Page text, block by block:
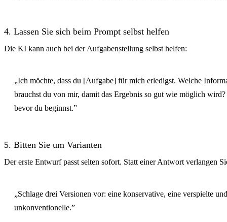
4. Lassen Sie sich beim Prompt selbst helfen
Die KI kann auch bei der Aufgabenstellung selbst helfen:
„Ich möchte, dass du [Aufgabe] für mich erledigst. Welche
brauchst du von mir, damit das Ergebnis so gut wie möglich
bevor du beginnst.”
5. Bitten Sie um Varianten
Der erste Entwurf passt selten sofort. Statt einer Antwort verlangen
„Schlage drei Versionen vor: eine konservative, eine verspielte
unkonventionelle.”